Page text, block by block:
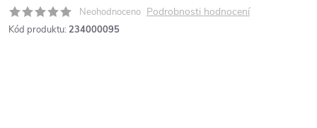
Neohodnoceno Podrobnosti hodnocení
Kód produktu: 234000095